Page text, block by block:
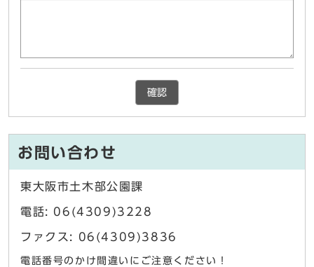
確認
お問い合わせ
東大阪市土木部公園課
電話: 06(4309)3228
ファクス: 06(4309)3836
電話番号のかけ間違いにご注意ください！